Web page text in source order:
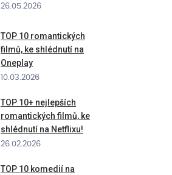
26.05.2026
TOP 10 romantických
filmů, ke shlédnutí na
Oneplay
10.03.2026
TOP 10+ nejlepších
romantických filmů, ke
shlédnutí na Netflixu!
26.02.2026
TOP 10 komedií na